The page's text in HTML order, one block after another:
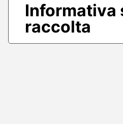
Informativa
raccolta